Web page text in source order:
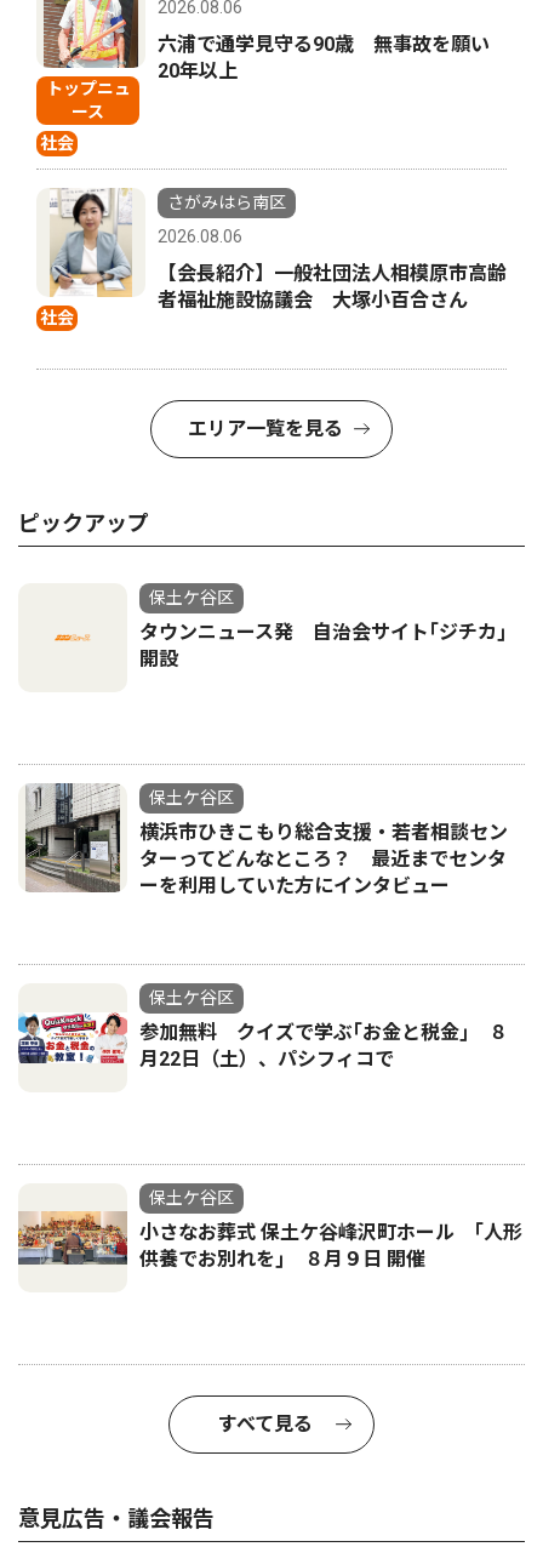
トップニュ
ース
社会
2026.08.06
六浦で通学見守る90歳 無事故を願い
20年以上
社会
さがみはら南区
2026.08.06
【会長紹介】一般社団法人相模原市高齢
者福祉施設協議会 大塚小百合さん
エリア一覧を見る
ピックアップ
保土ケ谷区
タウンニュース発 自治会サイト｢ジチカ｣
開設
保土ケ谷区
横浜市ひきこもり総合支援・若者相談セン
ターってどんなところ？ 最近までセンタ
ーを利用していた方にインタビュー
保土ケ谷区
参加無料 クイズで学ぶ｢お金と税金｣ ８
月22日（土）、パシフィコで
保土ケ谷区
小さなお葬式 保土ケ谷峰沢町ホール ｢人形
供養でお別れを｣ ８月９日 開催
すべて見る
意見広告・議会報告